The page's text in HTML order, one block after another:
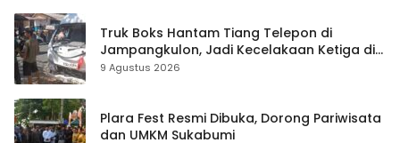
Truk Boks Hantam Tiang Telepon di
Jampangkulon, Jadi Kecelakaan Ketiga di
Titik yang Sama
9 Agustus 2026
Plara Fest Resmi Dibuka, Dorong Pariwisata
dan UMKM Sukabumi